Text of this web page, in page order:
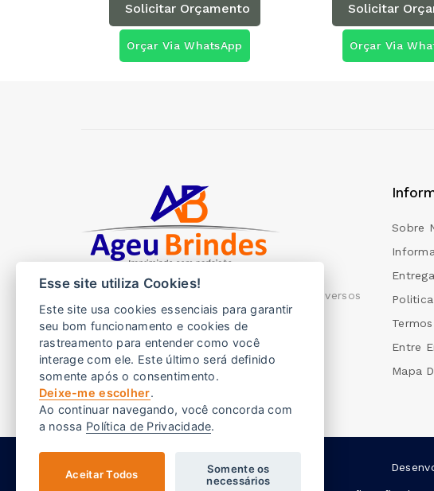
Solicitar Orçamento
Orçar Via WhatsApp
Solicitar
Orçar Via
Ageu brindes, imprimimos com perfeição diversos
brindes para sua empresa.
Endereço: Rua Pádua 327 - Barueri SP
E-mail:
vendas@ageubrindes.com.br
Telefone:(11) 2544-3713
Sobre
Entrega
Entre
Mapa
Esse site utiliza Cookies!
Este site usa cookies essenciais para garantir
seu bom funcionamento e cookies de
rastreamento para entender como você
interage com ele. Este último será definido
somente após o consentimento.
Deixe-me escolher.
Ao continuar navegando, você concorda com
a nossa Política de Privacidade.
Aceitar Todos
Somente os
necessários